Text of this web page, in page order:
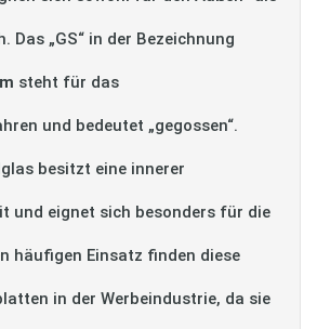
Das „GS“ in der Bezeichnung
steht für das
und bedeutet „gegossen“.
besitzt eine innerer
und eignet sich besonders für die
häufigen Einsatz finden diese
in der Werbeindustrie, da sie